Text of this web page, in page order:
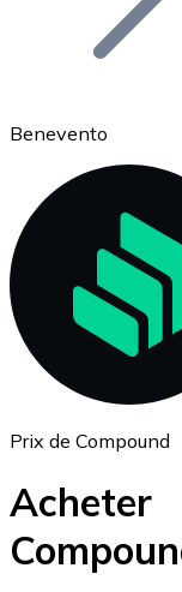
Ethereum
ETH
Benevento
Prix de Compound
Acheter